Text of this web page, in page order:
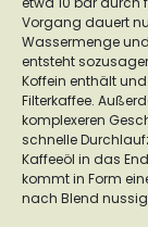
Vorgang dauert
Wassermenge
entsteht
Koffein enthält
Filterkaffee.
komplexeren
schnelle
Kaffeeöl in das
kommt in Form
nach Blend